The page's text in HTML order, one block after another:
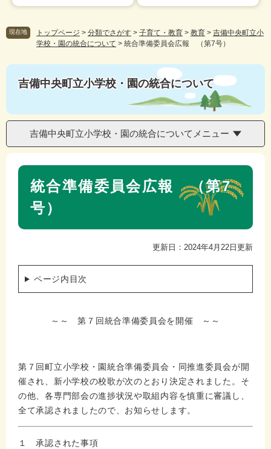
現在地 トップページ > 分類でさがす > 子育て・教育 > 教育 > 吉備中央町立小
学校・園の統合について > 統合準備委員会広報 （第7号）
吉備中央町立小学校・園の統合について
吉備中央町立小学校・園の統合についてメニュー
本
統合準備委員会広報 （第7
号）
更新日：2024年4月22日更新
ページ内目次
～～ 第７回統合準備委員会を開催 ～～
第７回町立小学校・園統合準備委員会・同推進委員会が開
催され、新小学校の校歌が次のとおり決定されました。そ
の他、各専門部会の進捗状況や取組内容を慎重に審議し、
全て承認されましたので、お知らせします。
１ 承認された事項